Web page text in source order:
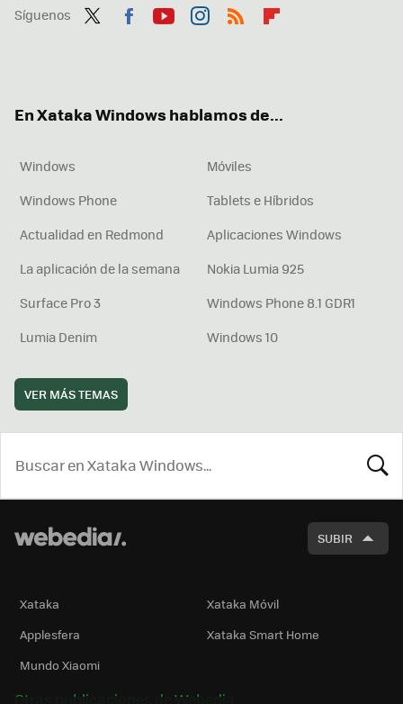
Síguenos
En Xataka Windows hablamos de...
Windows
Móviles
Windows Phone
Tablets e Híbridos
Actualidad en Redmond
Aplicaciones Windows
La aplicación de la semana
Nokia Lumia 925
Surface Pro 3
Windows Phone 8.1 GDR1
Lumia Denim
Windows 10
VER MÁS TEMAS
SUBIR
Xataka
Xataka Móvil
Applesfera
Xataka Smart Home
Mundo Xiaomi
Otras publicaciones de Webedia